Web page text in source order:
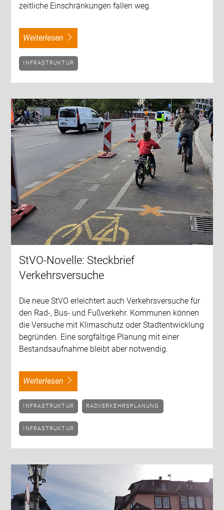
zeitliche Einschränkungen fallen weg.
weiterlesen
INFRASTRUKTUR
StVO-Novelle: Steckbrief
Verkehrsversuche
Die neue StVO erleichtert auch Verkehrsversuche für
den Rad-, Bus- und Fußverkehr. Kommunen können
die Versuche mit Klimaschutz oder Stadtentwicklung
begründen. Eine sorgfältige Planung mit einer
Bestandsaufnahme bleibt aber notwendig.
weiterlesen
INFRASTRUKTUR RADVERKEHRSPLANUNG
INFRASTRUKTUR